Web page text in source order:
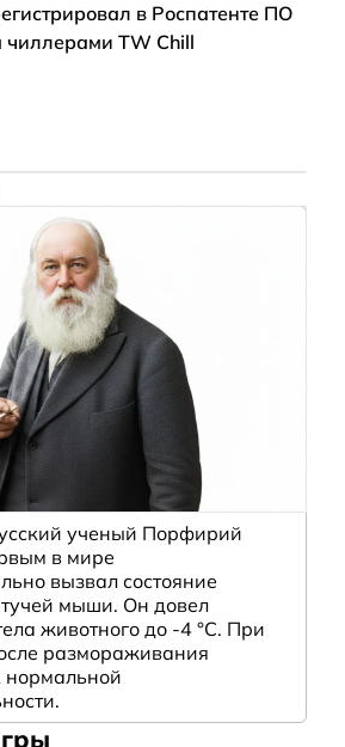
в Роспатенте ПО
чиллерами TW Chill
ученый Порфирий
в мире
вызвал состояние
мыши. Он довел
животного до -4 °C. При
размораживания
нормальной